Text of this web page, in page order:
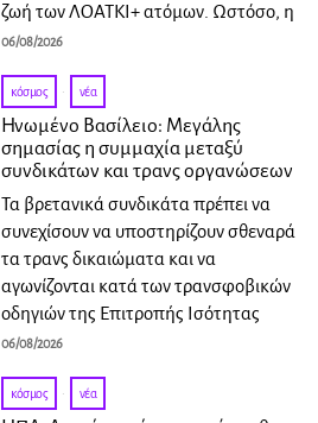
ζωή των ΛΟΑΤΚΙ+ ατόμων. Ωστόσο, η
06/08/2026
κόσμος · νέα
Ηνωμένο Βασίλειο: Μεγάλης
σημασίας η συμμαχία μεταξύ
συνδικάτων και τρανς οργανώσεων
Τα βρετανικά συνδικάτα πρέπει να
συνεχίσουν να υποστηρίζουν σθεναρά
τα τρανς δικαιώματα και να
αγωνίζονται κατά των τρανσφοβικών
οδηγιών της Επιτροπής Ισότητας
06/08/2026
κόσμος · νέα